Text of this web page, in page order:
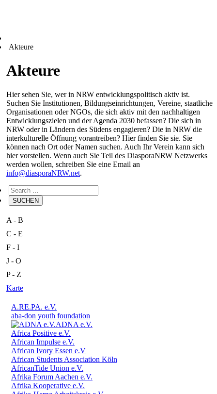
Akteure
Akteure
Hier sehen Sie, wer in NRW entwicklungspolitisch aktiv ist.
Suchen Sie Institutionen, Bildungseinrichtungen, Vereine, staatliche
Organisationen oder NGOs, die sich aktiv mit den nachhaltigen
Entwicklungszielen und der Agenda 2030 befassen? Die sich in
NRW oder in Ländern des Südens engagieren? Die in NRW die
interkulturelle Öffnung vorantreiben? Hier finden Sie sie. Sie
können nach Ort oder Namen suchen. Auch Ihr Verein kann sich
hier vorstellen. Wenn auch Sie Teil des DiasporaNRW Netzwerks
werden wollen, schreiben Sie eine Email an
info@diasporaNRW.net.
Karte
P - Z
J - O
F - I
C - E
A - B
A.RE.PA. e.V.
aba-don youth foundation
ADNA e.V.
Africa Positive e.V.
African Impulse e.V.
African Ivory Essen e.V
African Students Association Köln
AfricanTide Union e.V.
Afrika Forum Aachen e.V.
Afrika Kooperative e.V.